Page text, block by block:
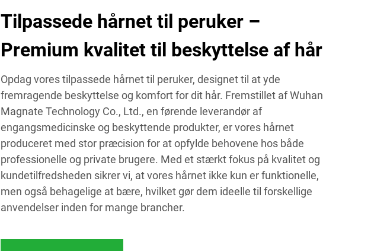
Tilpassede hårnet til peruker –
Premium kvalitet til beskyttelse af hår
Opdag vores tilpassede hårnet til peruker, designet til at yde
fremragende beskyttelse og komfort for dit hår. Fremstillet af Wuhan
Magnate Technology Co., Ltd., en førende leverandør af
engangsmedicinske og beskyttende produkter, er vores hårnet
produceret med stor præcision for at opfylde behovene hos både
professionelle og private brugere. Med et stærkt fokus på kvalitet og
kundetilfredsheden sikrer vi, at vores hårnet ikke kun er funktionelle,
men også behagelige at bære, hvilket gør dem ideelle til forskellige
anvendelser inden for mange brancher.